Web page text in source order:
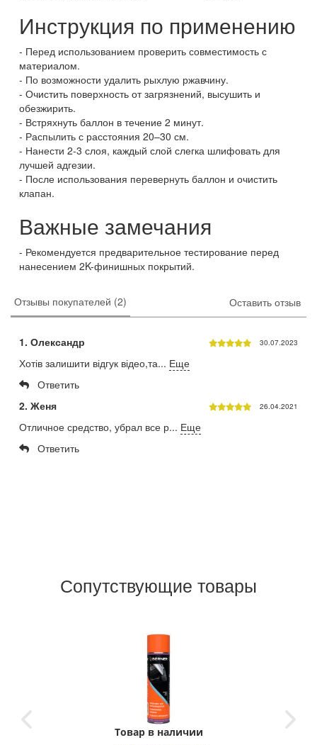
Инструкция по применению
Перед использованием проверить совместимость с
материалом.
По возможности удалить рыхлую ржавчину.
Очистить поверхность от загрязнений, высушить и
обезжирить.
Встряхнуть баллон в течение 2 минут.
Распылить с расстояния 20–30 см.
Нанести 2-3 слоя, каждый слой слегка шлифовать для
лучшей адгезии.
После использования перевернуть баллон и очистить
клапан.
Важные замечания
Рекомендуется предварительное тестирование перед
нанесением 2K-финишных покрытий.
Отзывы покупателей (2) Оставить отзыв
1. Олександр 30.07.2023
Хотів залишити відгук відео,та... Еще
Ответить
2. Женя
26.04.2021
Отличное средство, убрал все р... Еще
Ответить
Сопутствующие товары
Товар в наличии